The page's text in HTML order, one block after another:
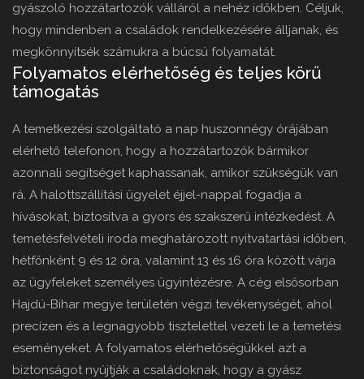
gyászoló hozzátartozók válláról a nehéz időkben. Céljuk,
hogy mindenben a családok rendelkezésére álljanak, és
megkönnyítsék számukra a búcsú folyamatát.
Folyamatos elérhetőség és teljes körű
támogatás
A temetkezési szolgáltató a nap huszonnégy órájában
elérhető telefonon, hogy a hozzátartozók bármikor
azonnali segítséget kaphassanak, amikor szükségük van
rá. A halottszállítási ügyelet éjjel-nappal fogadja a
hívásokat, biztosítva a gyors és szakszerű intézkedést. A
temetésfelvételi iroda meghatározott nyitvatartási időben,
hétfőnként 9 és 12 óra, valamint 13 és 16 óra között várja
az ügyfeleket személyes ügyintézésre. A cég elsősorban
Hajdú-Bihar megye területén végzi tevékenységét, ahol
precízen és a legnagyobb tisztelettel vezeti le a temetési
eseményeket. A folyamatos elérhetőségükkel azt a
biztonságot nyújtják a családoknak, hogy a gyász